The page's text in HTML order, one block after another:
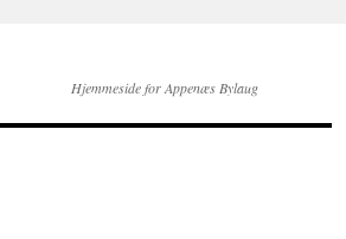
Hjemmeside for Appenæs Bylaug